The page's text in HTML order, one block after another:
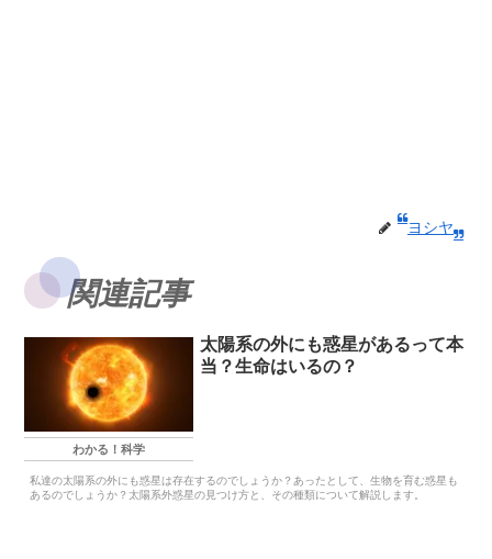
ヨシヤ
関連記事
わかる！科学
太陽系の外にも惑星があるって本
当？生命はいるの？
私達の太陽系の外にも惑星は存在するのでしょうか？あったとして、生物を育む惑星も
あるのでしょうか？太陽系外惑星の見つけ方と、その種類について解説します。